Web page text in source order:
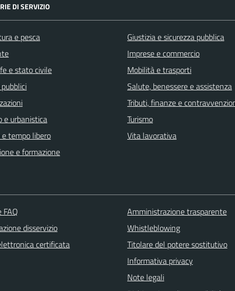
DI SERVIZIO
e pesca
e stato civile
e urbanistica
tempo libero
e formazione
Giustizia e sicurezza pubblica
Imprese e commercio
Mobilità e trasporti
Salute, benessere e assistenza
Tributi, finanze e
Turismo
Vita lavorativa
FAQ
disservizio
certificata
Amministrazione trasparente
Whistleblowing
Titolare del potere sostitutivo
Informativa privacy
Note legali